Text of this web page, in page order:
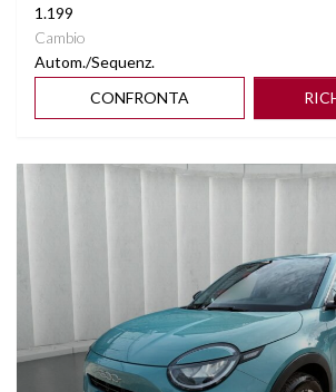
1.199
Cambio
Autom./Sequenz.
CONFRONTA
Vedi dettagli